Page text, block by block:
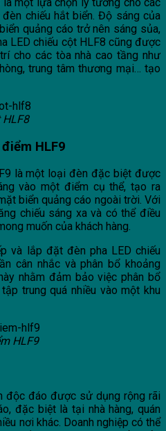
chiếu hắt biển. Độ sáng của
quảng cáo trở nên sáng sủa,
LED chiếu cột HLF8 cũng được
cho các tòa nhà cao tầng như
trung tâm thương mại… tạo
HLF9
là một loại đèn đặc biệt được
vào một điểm cụ thể, tạo ra
biển quảng cáo ngoài trời. Với
chiếu sáng xa và có thể điều
muốn của khách hàng.
và lắp đặt đèn pha LED chiếu
cân nhắc và phân bổ khoảng
nhằm đảm bảo việc phân bổ
trung quá nhiều vào một khu
HLF9
độc đáo được sử dụng rộng rãi
đặc biệt là tại nhà hàng, quán
nơi khác. Doanh nghiệp có thể